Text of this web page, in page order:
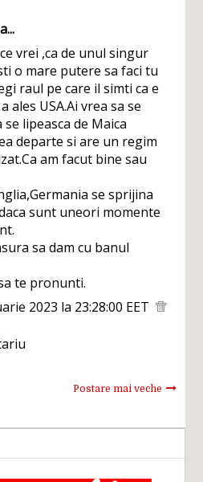
vrei ,ca de unul singur
o mare putere sa faci tu
raul pe care il simti ca e
ales USA.Ai vrea sa se
se lipeasca de Maica
departe si are un regim
am facut bine sau
se sprijina
sunt uneori momente
sa dam cu banul
te pronunti.
2023 la 23:28:00 EET
Postare mai veche